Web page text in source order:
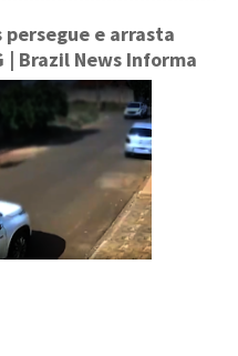
persegue e arrasta
| Brazil News Informa